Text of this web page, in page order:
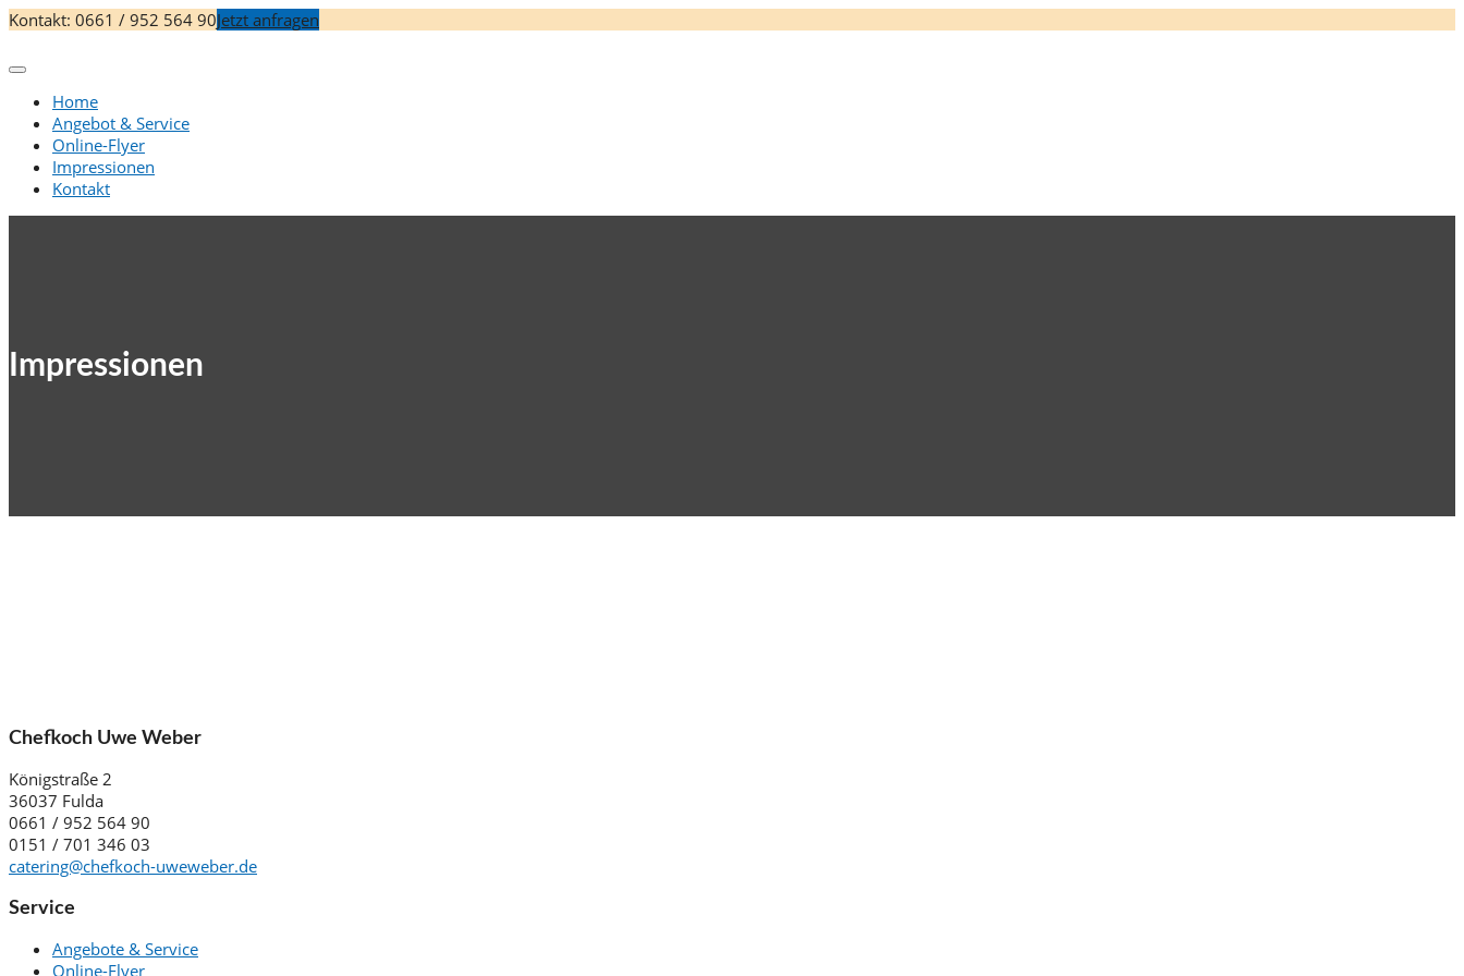
Skip
content
Kontakt: 0661 / 952 564 90Jetzt anfragen
Home
Angebot & Service
Online-Flyer
Impressionen
Kontakt
Impressionen
Chefkoch Uwe Weber
Königstraße 2
36037 Fulda
0661 / 952 564 90
0151 / 701 346 03
catering@chefkoch-uweweber.de
Service
Angebote & Service
Online-Flyer